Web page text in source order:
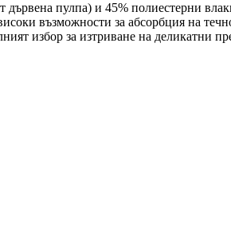
дървена пулпа) и 45% полиестерни
възможности за абсорбция на
избор за изтриване на деликатни